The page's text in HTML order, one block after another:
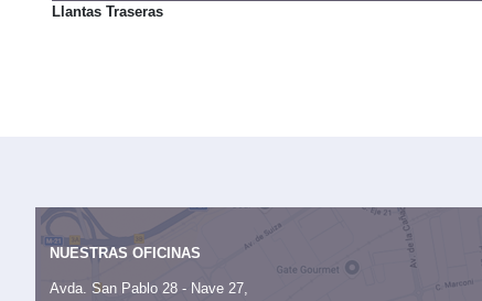
Llantas Traseras
Descuento oficial
Precio sin impuestos
Impuesto de matriculación